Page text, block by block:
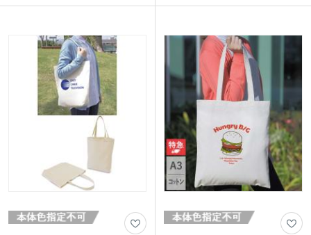
範囲が広いので、イベント名や名入れロ
ったりな使い勝手抜群のサイズです。
リジナルグッズの制作にいかがでしょう